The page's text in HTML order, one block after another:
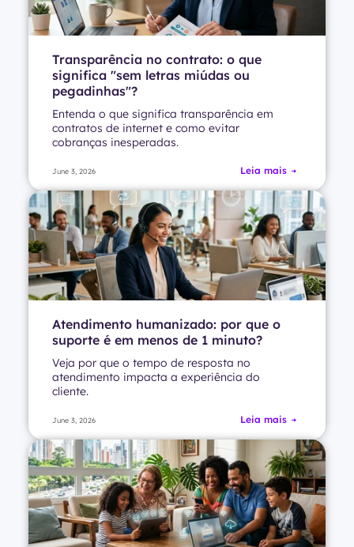
Transparência no contrato: o que
significa "sem letras miúdas ou
pegadinhas"?
Entenda o que significa transparência em
contratos de internet e como evitar
cobranças inesperadas.
June 3, 2026 Leia mais
Atendimento humanizado: por que o
suporte é em menos de 1 minuto?
Veja por que o tempo de resposta no
atendimento impacta a experiência do
cliente.
June 3, 2026 Leia mais